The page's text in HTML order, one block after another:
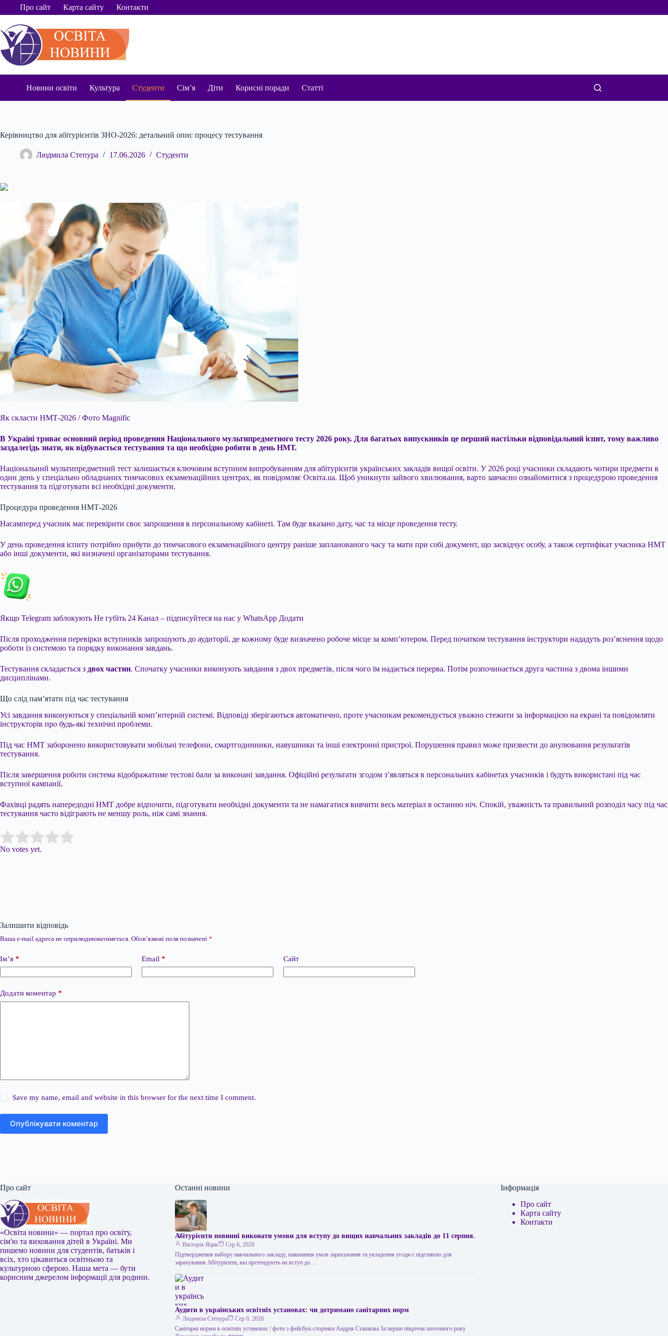
ПерейтиПро сайт Карта сайту Контакти
Новини освіти Культура Студенти Сім’я Діти Корисні поради Статті
Керівництво для абітурієнтів ЗНО-2026: детальний опис процесу тестування
Людмила Степура 17.06.2026 Студенти
Як скласти НМТ-2026 / Фото Magnific
В Україні триває основний період проведення Національного мультипредметного тесту 2026 року. Для багатьох випускників це перший настільки відповідальний іспит, тому важливо
заздалегідь знати, як відбувається тестування та що необхідно робити в день НМТ.
Національний мультипредметний тест залишається ключовим вступним випробуванням для абітурієнтів українських закладів вищої освіти. У 2026 році учасники складають чотири предмети в
один день у спеціально обладнаних тимчасових екзаменаційних центрах, як повідомляє Освіта.ua. Щоб уникнути зайвого хвилювання, варто завчасно ознайомитися з процедурою проведення
тестування та підготувати всі необхідні документи.
Процедура проведення НМТ-2026
Насамперед учасник має перевірити своє запрошення в персональному кабінеті. Там буде вказано дату, час та місце проведення тесту.
У день проведення іспиту потрібно прибути до тимчасового екзаменаційного центру раніше запланованого часу та мати при собі документ, що засвідчує особу, а також сертифікат учасника НМТ
або інші документи, які визначені організаторами тестування.
Якщо Telegram заблокують Не губіть 24 Канал – підписуйтеся на нас у WhatsApp Додати
Після проходження перевірки вступників запрошують до аудиторії, де кожному буде визначено робоче місце за комп’ютером. Перед початком тестування інструктори нададуть роз’яснення щодо
роботи із системою та порядку виконання завдань.
Тестування складається з двох частин. Спочатку учасники виконують завдання з двох предметів, після чого їм надається перерва. Потім розпочинається друга частина з двома іншими
дисциплінами.
Що слід пам’ятати під час тестування
Усі завдання виконуються у спеціальній комп’ютерній системі. Відповіді зберігаються автоматично, проте учасникам рекомендується уважно стежити за інформацією на екрані та повідомляти
інструкторів про будь-які технічні проблеми.
Під час НМТ заборонено використовувати мобільні телефони, смартгодинники, навушники та інші електронні пристрої. Порушення правил може призвести до анулювання результатів
тестування.
Після завершення роботи система відображатиме тестові бали за виконані завдання. Офіційні результати згодом з’являться в персональних кабінетах учасників і будуть використані під час
вступної кампанії.
Фахівці радять напередодні НМТ добре відпочити, підготувати необхідні документи та не намагатися вивчити весь матеріал в останню ніч. Спокій, уважність та правильний розподіл часу під час
тестування часто відіграють не меншу роль, ніж самі знання.
Rate this item:
No votes yet.
Залишити відповідь
Ваша e-mail адреса не оприлюднюватиметься. Обов’язкові поля позначені *
Ім’я * Email * Сайт
Додати коментар *
Save my name, email and website in this browser for the next time I comment.
Опублікувати коментар
Про сайт
«Освіта новини» — портал про освіту,
сім'ю та виховання дітей в Україні. Ми
пишемо новини для студентів, батьків і
всіх, хто цікавиться освітньою та
культурною сферою. Наша мета — бути
корисним джерелом інформації для родини.
Останні новини
Абітурієнти повинні виконати умови для вступу до вищих навчальних закладів до 11 серпня.
Вікторія Яцик
Сер 6, 2026
Підтвердження вибору навчального закладу, виконання умов зарахування та укладення угоди є підставою для
зарахування Абітурієнти, які претендують на вступ до…
Аудити в українських освітніх установах: чи дотримано санітарних норм
Людмила Степура
Сер 6, 2026
Санітарні норми в освітніх установах / фото з фейсбук-сторінки Андрія Сташківа За перше півріччя поточного року
Інформація
Про сайт
Карта сайту
Контакти